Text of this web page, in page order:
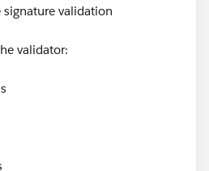
validation
validator: